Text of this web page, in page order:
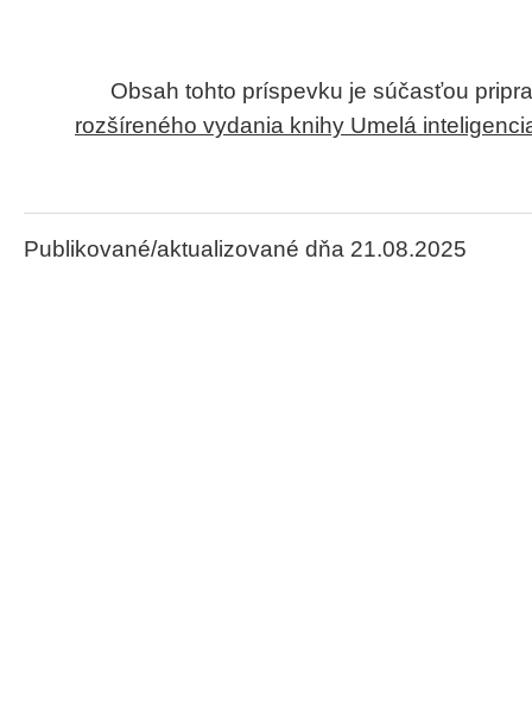
Obsah tohto príspevku je súčasťou
rozšíreného vydania knihy Umelá
Publikované/aktualizované dňa 21.08.2025